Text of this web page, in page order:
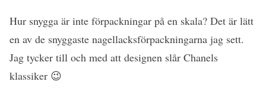
Hur snygga är inte förpackningar på en skala? Det är lätt
en av de snyggaste nagellacksförpackningarna jag sett.
Jag tycker till och med att designen slår Chanels
klassiker 😉